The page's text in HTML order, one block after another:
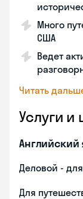
Много
США
Ведет
Читать
Услуги и
Английский
Деловой -
Для